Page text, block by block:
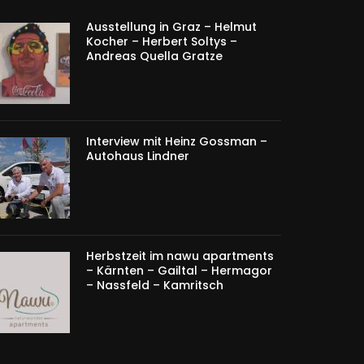
Ausstellung in Graz – Helmut
Kocher – Herbert Soltys –
Andreas Quella Gratze
Interview mit Heinz Gossman –
Autohaus Lindner
Herbstzeit im nawu apartments
– Kärnten – Gailtal – Hermagor
– Nassfeld – Kamritsch